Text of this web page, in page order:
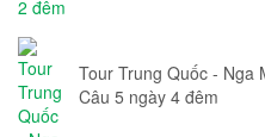
Tour Trung Quốc - Nga
Câu 5 ngày 4 đêm